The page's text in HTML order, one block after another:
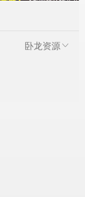
卧龙资源